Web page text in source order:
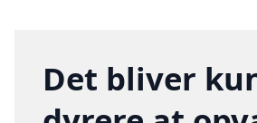
Det bliver